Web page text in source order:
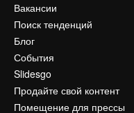
Вакансии
Поиск тенденций
Блог
События
Slidesgo
Продайте свой контент
Помещение для прессы